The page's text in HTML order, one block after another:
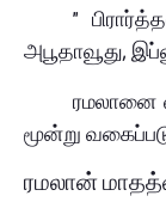
”
அபூதாவூது,
ரமலானை
மூன்று
ரமலான்